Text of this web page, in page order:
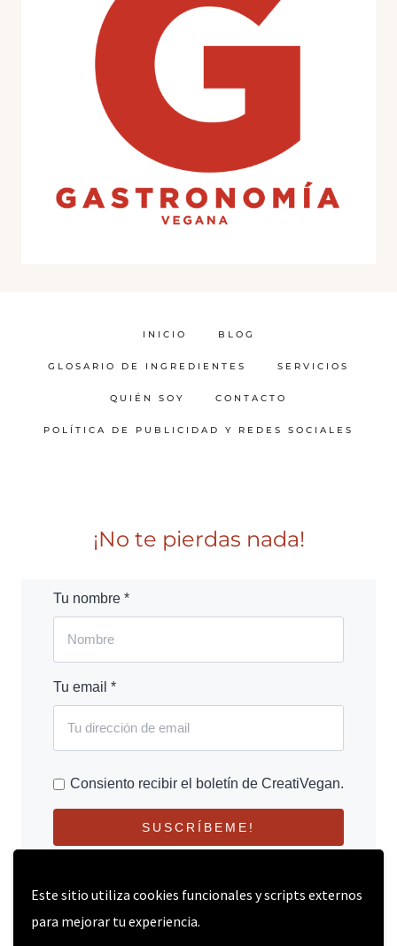
Este sitio utiliza cookies funcionales y scripts externos
para mejorar tu experiencia.
INICIO BLOG
GLOSARIO DE INGREDIENTES SERVICIOS
QUIÉN SOY CONTACTO
POLÍTICA DE PUBLICIDAD Y REDES SOCIALES
¡No te pierdas nada!
Tu nombre *
Tu email *
Consiento recibir el boletín de CreatiVegan.
SUSCRÍBEME!